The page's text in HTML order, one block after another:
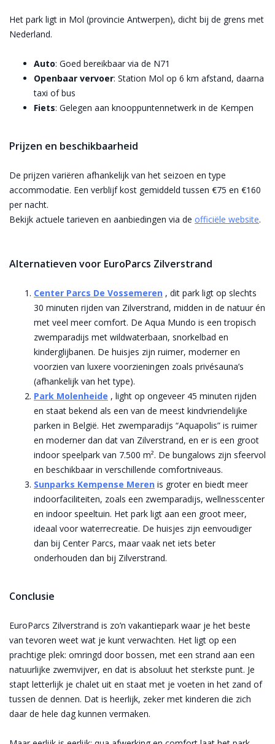
Het park ligt in Mol (provincie Antwerpen), dicht bij de grens met
Nederland.
Auto: Goed bereikbaar via de N71
Openbaar vervoer: Station Mol op 6 km afstand, daarna
taxi of bus
Fiets: Gelegen aan knooppuntennetwerk in de Kempen
Prijzen en beschikbaarheid
De prijzen variëren afhankelijk van het seizoen en type
accommodatie. Een verblijf kost gemiddeld tussen €75 en €160
per nacht.
Bekijk actuele tarieven en aanbiedingen via de officiële website.
Alternatieven voor EuroParcs Zilverstrand
Center Parcs De Vossemeren , dit park ligt op slechts
30 minuten rijden van Zilverstrand, midden in de natuur én
met veel meer comfort. De Aqua Mundo is een tropisch
zwemparadijs met wildwaterbaan, snorkelbad en
kinderglijbanen. De huisjes zijn ruimer, moderner en
voorzien van luxere voorzieningen zoals privésauna’s
(afhankelijk van het type).
Park Molenheide , light op ongeveer 45 minuten rijden
en staat bekend als een van de meest kindvriendelijke
parken in België. Het zwemparadijs “Aquapolis” is ruimer
en moderner dan dat van Zilverstrand, en er is een groot
indoor speelpark van 7.500 m². De bungalows zijn sfeervol
en beschikbaar in verschillende comfortniveaus.
Sunparks Kempense Meren is groter en biedt meer
indoorfaciliteiten, zoals een zwemparadijs, wellnesscenter
en indoor speeltuin. Het park ligt aan een groot meer,
ideaal voor waterrecreatie. De huisjes zijn eenvoudiger
dan bij Center Parcs, maar vaak net iets beter
onderhouden dan bij Zilverstrand.
Conclusie
EuroParcs Zilverstrand is zo’n vakantiepark waar je het beste
van tevoren weet wat je kunt verwachten. Het ligt op een
prachtige plek: omringd door bossen, met een strand aan een
natuurlijke zwemvijver, en dat is absoluut het sterkste punt. Je
stapt letterlijk je chalet uit en staat met je voeten in het zand of
tussen de dennen. Dat is heerlijk, zeker met kinderen die zich
daar de hele dag kunnen vermaken.